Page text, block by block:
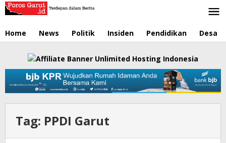
Lewati
ke
Home News Politik Insiden Pendidikan Desa
Tag: PPDI Garut